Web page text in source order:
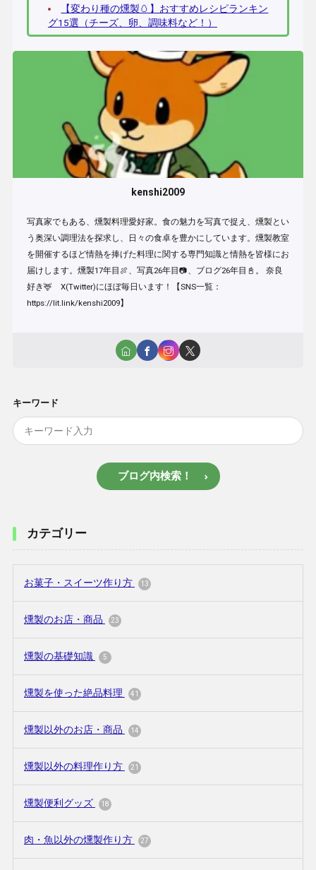
【変わり種の燻製🥚】おすすめレシピランキン
グ15選（チーズ、卵、調味料など！）
kenshi2009
写真家でもある、燻製料理愛好家。食の魅力を写真で捉え、燻製とい
う奥深い調理法を探求し、日々の食卓を豊かにしています。燻製教室
を開催するほど情熱を捧げた料理に関する専門知識と情熱を皆様にお
届けします。燻製17年目🍖、写真26年目📷、ブログ26年目📓。 奈良
好き🦌 X(Twitter)にほぼ毎日います！【SNS一覧：
https://lit.link/kenshi2009】
キーワード
ブログ内検索！
カテゴリー
お菓子・スイーツ作り方 13
燻製のお店・商品 23
燻製の基礎知識 5
燻製を使った絶品料理 41
燻製以外のお店・商品 14
燻製以外の料理作り方 21
燻製便利グッズ 18
肉・魚以外の燻製作り方 27